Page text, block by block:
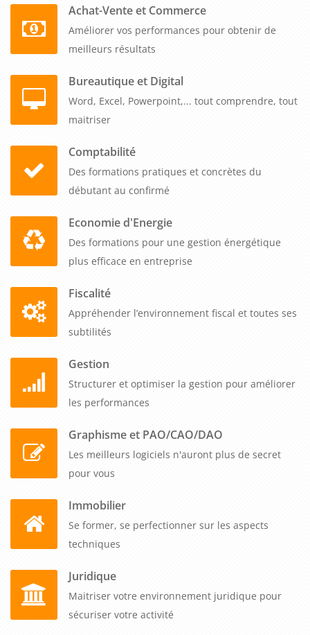
l'entreprise et de mieux communiquer avec les parties
prenantes.
Achat-Vente et Commerce
Améliorer vos performances pour obtenir de
meilleurs résultats
Bureautique et Digital
Word, Excel, Powerpoint,... tout comprendre, tout
maitriser
Comptabilité
Des formations pratiques et concrètes du
débutant au confirmé
Economie d'Energie
Des formations pour une gestion énergétique
plus efficace en entreprise
Fiscalité
Appréhender l’environnement fiscal et toutes ses
subtilités
Gestion
Structurer et optimiser la gestion pour améliorer
les performances
Graphisme et PAO/CAO/DAO
Les meilleurs logiciels n'auront plus de secret
pour vous
Immobilier
Se former, se perfectionner sur les aspects
techniques
Juridique
Maitriser votre environnement juridique pour
sécuriser votre activité